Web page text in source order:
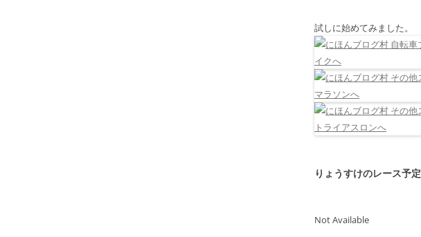
試しに始めてみました。
りょうすけのレース予定
Not Available